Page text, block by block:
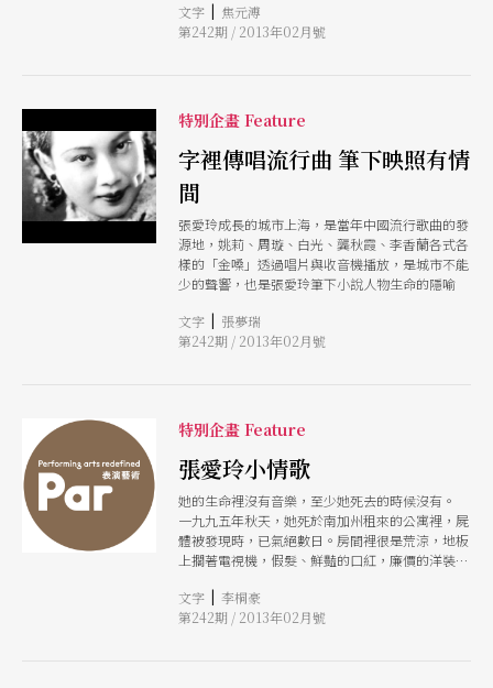
捷聰慧，卻無他的舒服快意。散文尚可，她的小說
故事，人物一個比一個扭曲，情節一折較一折驚
絃樂裡，卻滿是極光魔魅與北國清冽。若是選對
曲，應該很適合吧！ 可且慢 交響樂，因為編起來
太複雜，作曲者必須經過艱苦的訓練，以後往往就
沉溺於訓練之中為什麼隔一陣子就要來這麼一套？
樂隊突然緊張起來，埋頭咬牙，進人決戰最後階
肅清剷除消滅，而觀眾只是默默抵抗著根據以往的
經驗，他們知道這音樂是會完的。 說出這苛薄話
的，不是別人，正是張愛玲。她顯然受夠了。既然
不聽交響樂，那配上故事，看個歌劇何如？浮花浪
蕊，色戒流言，浦契尼筆下雖沒有傾城之戀，怨女
心可處處皆是啊！ 但話雖如此，我們也該想到，
這描寫功力鞭辟入裡的女作家，又怎可能會看得起
侈地表現著，因為不調和，更顯得吃力。 交響樂
學過鋼琴嗎？她應當喜歡蕭邦吧。一是舊日王孫，
黎。他們生得一對玲瓏睥睨冷霜眼，想像本領蓋地
鋪天。早慧又離鄉，筆下總是個人中心而愛寫自
己。誰說蕭邦《夜曲》裡，找不到《相見歡》與
《多少恨》？ 但，蕭邦畢竟有他的抒情與浪漫。
可除了《半生緣》的曼楨和世鈞，張愛玲什麼時候
寫過溫柔纏綿？就連這一對，最後也只能「回不去
了」。甚至，張大小姐也不愛鋼琴： 彈著琴，又
文字 | 焦元溥
第242期 / 2013年02月號
特別企畫 Feature
字裡傳唱流行曲 筆下映照有情
間
張愛玲成長的城市上海，是當年中國流行歌曲的發
源地，姚莉、周璇、白光、龔秋霞、李香蘭各式各
樣的「金嗓」透過唱片與收音機播放，是城市不能
少的聲響，也是張愛玲筆下小說人物生命的隱喻
文字 | 張夢瑞
第242期 / 2013年02月號
特別企畫 Feature
張愛玲小情歌
她的生命裡沒有音樂，至少她死去的時候沒有。
一九九五年秋天，她死於南加州租來的公寓裡，屍
體被發現時，已氣絕數日。房間裡很是荒涼，地板
上擱著電視機，假髮、鮮豔的口紅，廉價的洋裝隨
「我不大喜歡音樂。不知道為什麼，顏色與氣味常
常使我快樂，而一切的音樂都是悲哀的。」她在
文字 | 李桐豪
第242期 / 2013年02月號